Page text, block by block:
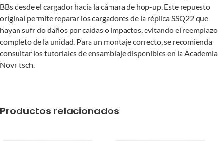
BBs desde el cargador hacia la cámara de hop-up. Este repuesto
original permite reparar los cargadores de la réplica SSQ22 que
hayan sufrido daños por caídas o impactos, evitando el reemplazo
completo de la unidad. Para un montaje correcto, se recomienda
consultar los tutoriales de ensamblaje disponibles en la Academia
Novritsch.
Productos relacionados